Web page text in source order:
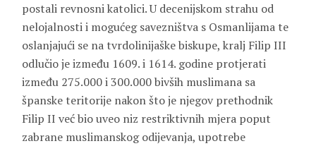
postali revnosni katolici. U decenijskom strahu od
nelojalnosti i mogućeg savezništva s Osmanlijama te
oslanjajući se na tvrdolinijaške biskupe, kralj Filip III
odlučio je između 1609. i 1614. godine protjerati
između 275.000 i 300.000 bivših muslimana sa
španske teritorije nakon što je njegov prethodnik
Filip II već bio uveo niz restriktivnih mjera poput
zabrane muslimanskog odijevanja, upotrebe